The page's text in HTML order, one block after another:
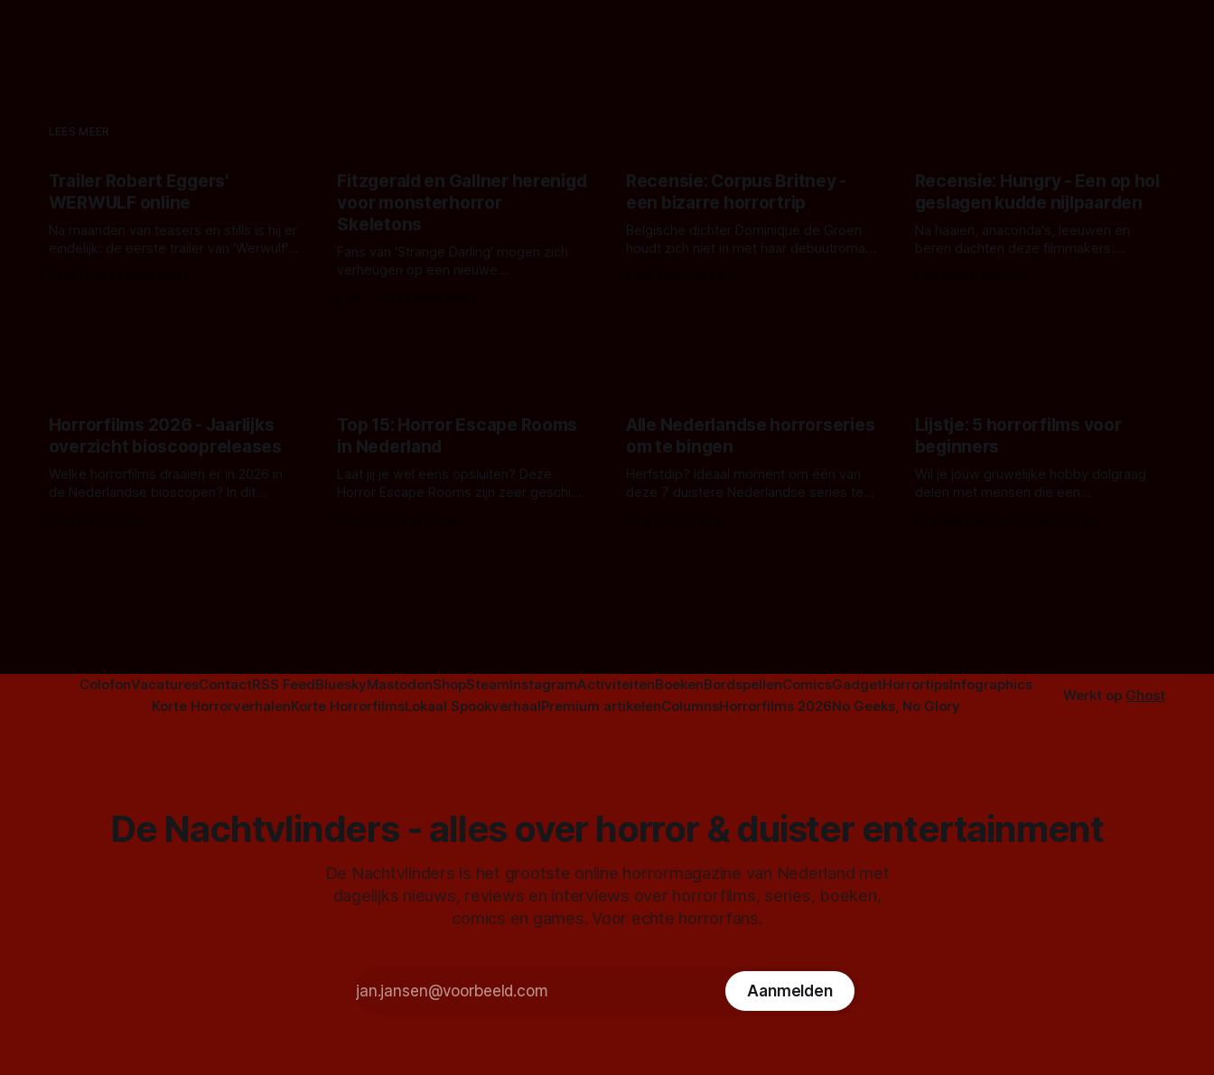
LEES MEER
Trailer Robert Eggers'
WERWULF online
Na maanden van teasers en stills is hij er
eindelijk: de eerste trailer van 'Werwulf'.
Fitzgerald en Gallner herenigd
voor monsterhorror
Skeletons
Fans van 'Strange Darling' mogen zich
verheugen op een nieuwe
Recensie: Corpus Britney -
een bizarre horrortrip
Belgische dichter Dominique de Groen
houdt zich niet in met haar debuutroman.
Recensie: Hungry - Een op hol
geslagen kudde nijlpaarden
Na haaien, anaconda's, leeuwen en
beren dachten deze filmmakers:
Horrorfilms 2026 - Jaarlijks
overzicht bioscoopreleases
Welke horrorfilms draaien er in 2026 in
de Nederlandse bioscopen? In dit
Top 15: Horror Escape Rooms
in Nederland
Laat jij je wel eens opsluiten? Deze
Horror Escape Rooms zijn zeer geschikt
Alle Nederlandse horrorseries
om te bingen
Herfstdip? Ideaal moment om één van
deze 7 duistere Nederlandse series te
Lijstje: 5 horrorfilms voor
beginners
Wil je jouw gruwelijke hobby dolgraag
delen met mensen die een
ColofonVacaturesContactRSS FeedBlueskyMastodonShopSteamInstagramActiviteitenBoekenBordspellenComicsGadgetHorrortipsInfographics
Korte HorrorverhalenKorte HorrorfilmsLokaal SpookverhaalPremium artikelenColumnsHorrorfilms 2026No Geeks, No Glory
Werkt op Ghost
De Nachtvlinders - alles over horror & duister entertainment
De Nachtvlinders is het grootste online horrormagazine van Nederland met
dagelijks nieuws, reviews en interviews over horrorfilms, series, boeken,
comics en games. Voor echte horrorfans.
Aanmelden